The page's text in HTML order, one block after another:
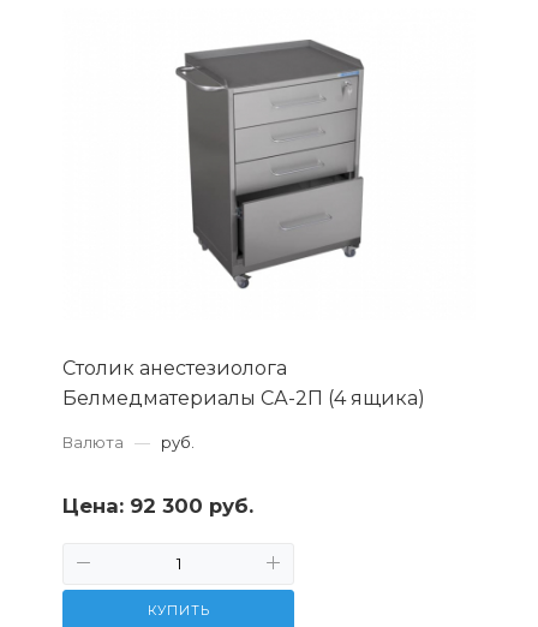
Столик анестезиолога
Белмедматериалы СА-2П (4 ящика)
Валюта — руб.
Цена: 92 300 руб.
КУПИТЬ